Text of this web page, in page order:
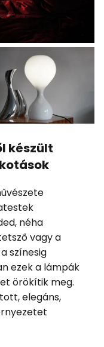
készült
néha
vagy a
színesig
ezek a lámpák
örökítik meg.
elegáns,